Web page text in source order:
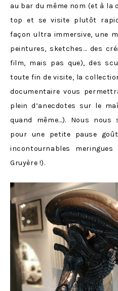
au bar du même nom (et à la
top et se visite plutôt
façon ultra immersive, une
peintures, sketches… des
film, mais pas que), des
toute fin de visite, la
documentaire vous
plein d’anecdotes sur le
quand même…). Nous nous
pour une petite pause
incontournables
Gruyère !).